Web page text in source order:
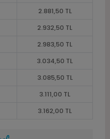
2.881,50 TL
2.932,50 TL
2.983,50 TL
3.034,50 TL
3.085,50 TL
3.111,00 TL
3.162,00 TL